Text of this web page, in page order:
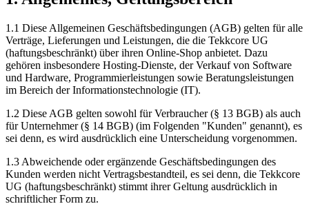
1.1 Diese Allgemeinen Geschäftsbedingungen (AGB) gelten für alle
Verträge, Lieferungen und Leistungen, die die Tekkcore UG
(haftungsbeschränkt) über ihren Online-Shop anbietet. Dazu
gehören insbesondere Hosting-Dienste, der Verkauf von Software
und Hardware, Programmierleistungen sowie Beratungsleistungen
im Bereich der Informationstechnologie (IT).
1.2 Diese AGB gelten sowohl für Verbraucher (§ 13 BGB) als auch
für Unternehmer (§ 14 BGB) (im Folgenden "Kunden" genannt), es
sei denn, es wird ausdrücklich eine Unterscheidung vorgenommen.
1.3 Abweichende oder ergänzende Geschäftsbedingungen des
Kunden werden nicht Vertragsbestandteil, es sei denn, die Tekkcore
UG (haftungsbeschränkt) stimmt ihrer Geltung ausdrücklich in
schriftlicher Form zu.